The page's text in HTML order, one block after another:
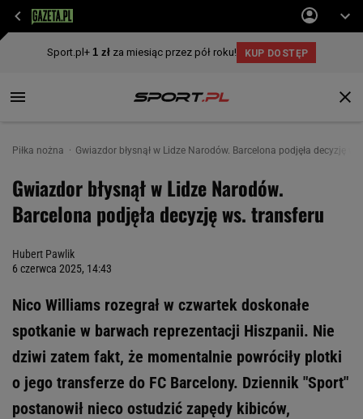
Piłka nożna Gwiazdor błysnął w Lidze Narodów. Barcelona podjęła decyzję
Gwiazdor błysnął w Lidze Narodów.
Barcelona podjęła decyzję ws. transferu
Hubert Pawlik
6 czerwca 2025, 14:43
Nico Williams rozegrał w czwartek doskonałe
spotkanie w barwach reprezentacji Hiszpanii. Nie
dziwi zatem fakt, że momentalnie powróciły plotki
o jego transferze do FC Barcelony. Dziennik "Sport"
postanowił nieco ostudzić zapędy kibiców,